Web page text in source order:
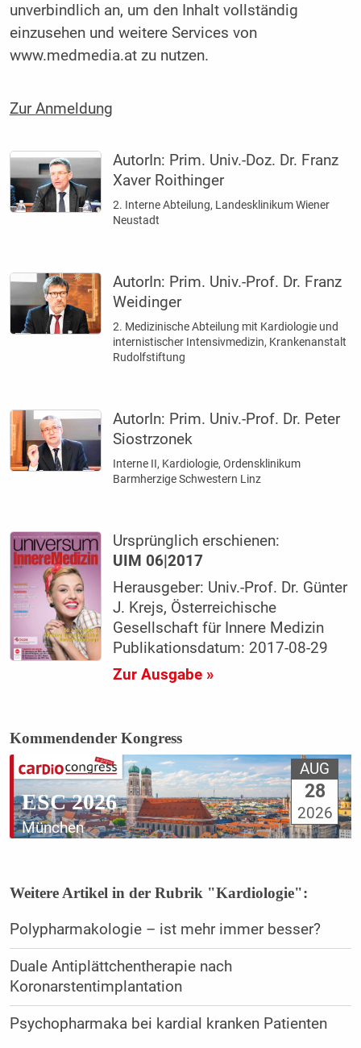
unverbindlich an, um den Inhalt vollständig
einzusehen und weitere Services von
www.medmedia.at zu nutzen.
Zur Anmeldung
AutorIn: Prim. Univ.-Doz. Dr. Franz
Xaver Roithinger
2. Interne Abteilung, Landesklinikum Wiener
Neustadt
AutorIn: Prim. Univ.-Prof. Dr. Franz
Weidinger
2. Medizinische Abteilung mit Kardiologie und
internistischer Intensivmedizin, Krankenanstalt
Rudolfstiftung
AutorIn: Prim. Univ.-Prof. Dr. Peter
Siostrzonek
Interne II, Kardiologie, Ordensklinikum
Barmherzige Schwestern Linz
Ursprünglich erschienen:
UIM 06|2017
Herausgeber: Univ.-Prof. Dr. Günter
J. Krejs, Österreichische
Gesellschaft für Innere Medizin
Publikationsdatum: 2017-08-29
Zur Ausgabe »
Kommendender Kongress
ESC 2026
München
AUG
28
2026
Weitere Artikel in der Rubrik "Kardiologie":
Polypharmakologie – ist mehr immer besser?
Duale Antiplättchentherapie nach
Koronarstentimplantation
Psychopharmaka bei kardial kranken Patienten